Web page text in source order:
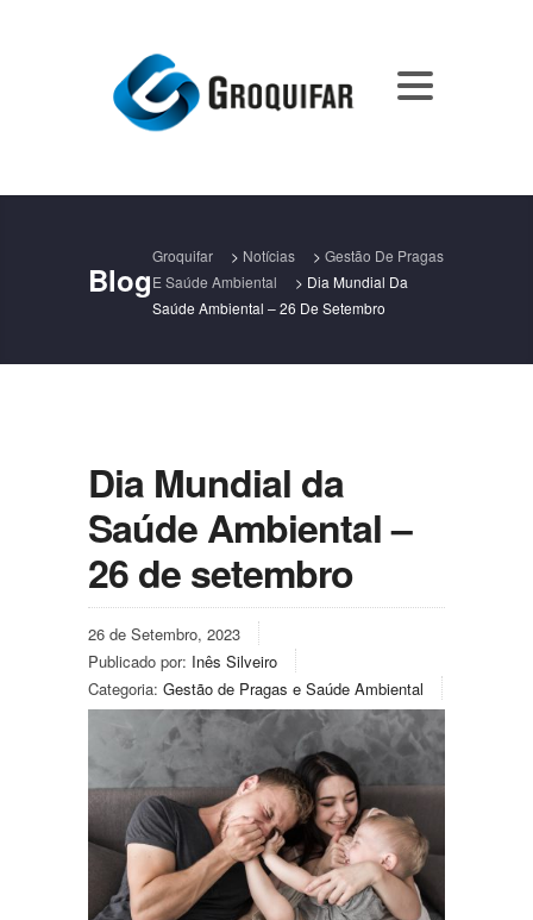
Blog
Groquifar > Notícias > Gestão De Pragas
E Saúde Ambiental
> Dia Mundial Da
Saúde Ambiental – 26 De Setembro
Dia Mundial da
Saúde Ambiental –
26 de setembro
26 de Setembro, 2023
Publicado por: Inês Silveiro
Categoria: Gestão de Pragas e Saúde Ambiental